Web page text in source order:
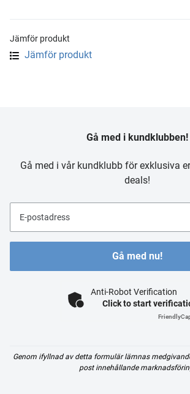
Jämför produkt
Jämför produkt
Gå med i kundklubben!
Gå med i vår kundklubb för exklusiva
deals!
E-postadress
Gå med nu!
Anti-Robot Verification
Click to start
Friendly
Genom ifyllnad av detta formulär lämnas
post innehållande